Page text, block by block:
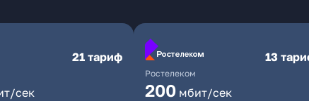
21 тариф
сек
Ростелеком
13
200 мбит/сек